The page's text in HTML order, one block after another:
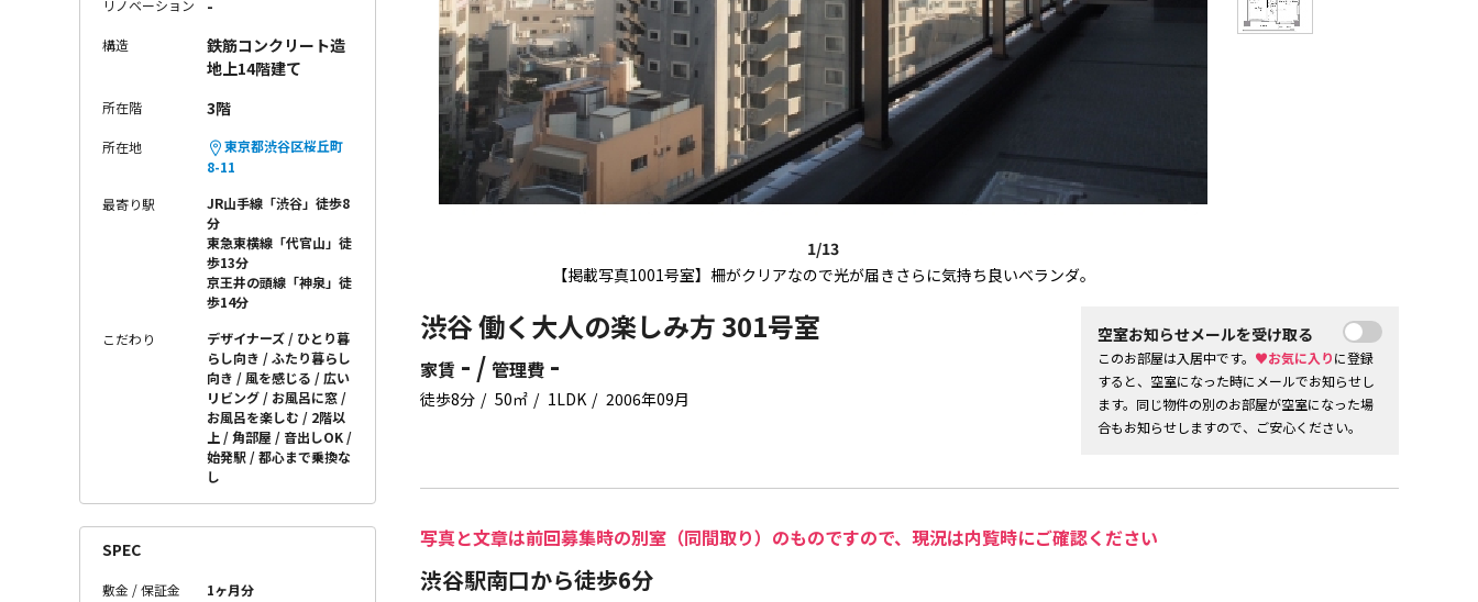
1/13
【掲載写真1001号室】柵がクリアなので光が届きさらに気持ち良いベランダ。
渋谷 働く大人の楽しみ方 301号室
家賃 - / 管理費 -
徒歩8分 50㎡ 1LDK 2006年09月
空室お知らせメールを受け取る
このお部屋は入居中です。 ♥お気に入りに登録
すると、空室になった時にメールでお知らせし
ます。同じ物件の別のお部屋が空室になった場
合もお知らせしますので、ご安心ください。
写真と文章は前回募集時の別室（同間取り）のものですので、現況は内覧時にご確認ください
渋谷駅南口から徒歩6分
リノベーション -
構造
鉄筋コンクリート造
地上14階建て
所在階 3階
所在地
東京都渋谷区桜丘町
8-11
最寄り駅
JR山手線「渋谷」徒歩8
分
東急東横線「代官山」徒
歩13分
京王井の頭線「神泉」徒
歩14分
こだわり デザイナーズ
ひとり暮
らし向き
ふたり暮らし
向き
風を感じる
広い
リビング
お風呂に窓
お風呂を楽しむ
2階以
上
角部屋
音出しOK
始発駅
都心まで乗換な
し
SPEC
敷金 / 保証金
1ヶ月分